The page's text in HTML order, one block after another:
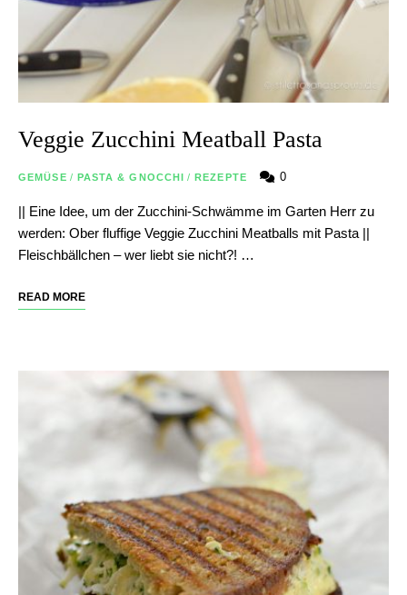
Veggie Zucchini Meatball Pasta
GEMÜSE / PASTA & GNOCCHI / REZEPTE 0
|| Eine Idee, um der Zucchini-Schwämme im Garten Herr zu
werden: Ober fluffige Veggie Zucchini Meatballs mit Pasta ||
Fleischbällchen – wer liebt sie nicht?! …
READ MORE